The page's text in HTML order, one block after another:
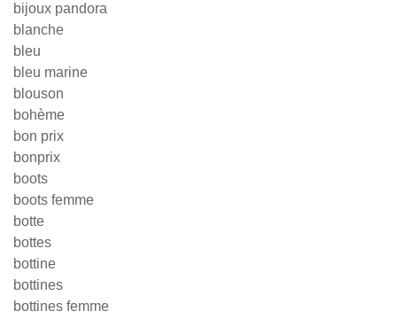
bijoux pandora
blanche
bleu
bleu marine
blouson
bohème
bon prix
bonprix
boots
boots femme
botte
bottes
bottine
bottines
bottines femme